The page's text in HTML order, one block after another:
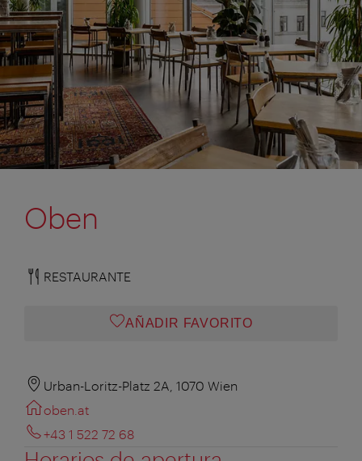
Oben
RESTAURANTE
AÑADIR FAVORITO
Urban-Loritz-Platz 2A, 1070 Wien
oben.at
+43 1 522 72 68